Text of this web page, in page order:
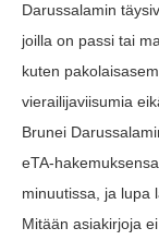
Darussalamin
joilla on passi tai
kuten
vierailijaviisumia
Brunei
eTA-
minuutissa, ja lupa
Mitään asiakirjoja